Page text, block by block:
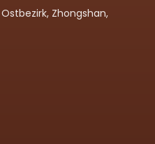
Ostbezirk, Zhongshan,